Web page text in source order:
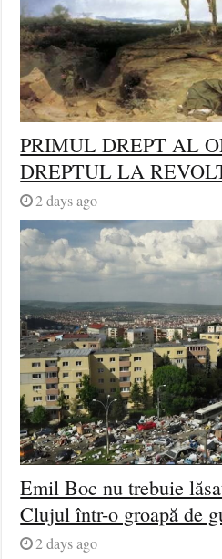
PRIMUL DREPT AL
DREPTUL LA
2 days ago
Emil Boc nu trebuie
Clujul într-o groapă de
2 days ago